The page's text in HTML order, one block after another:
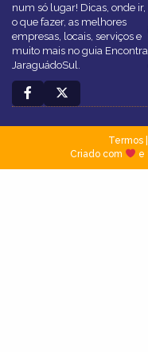
num só lugar! Dicas, onde ir,
o que fazer, as melhores
empresas, locais, serviços e
muito mais no guia Encontra
JaraguádoSul.
Termos|
Criado com
e